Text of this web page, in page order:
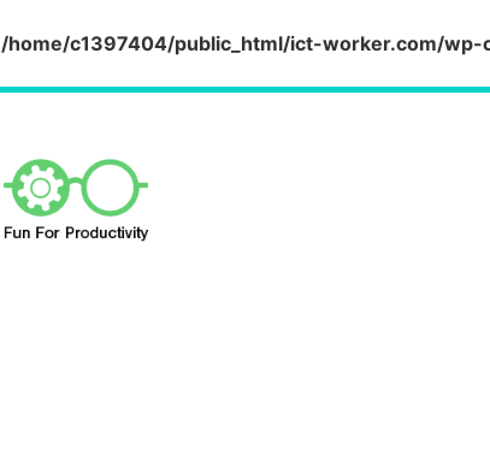
/home/c1397404/public_html/ict-worker.com/